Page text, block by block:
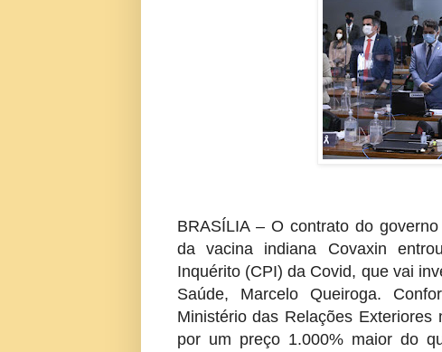
BRASÍLIA – O contrato do
da vacina indiana Covaxin
Inquérito (CPI) da Covid, que vai
Saúde, Marcelo Queiroga.
Ministério das Relações
por um preço 1.000% maior do